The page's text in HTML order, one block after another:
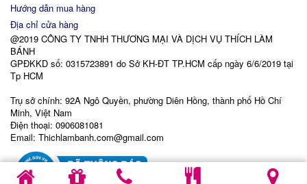
Hướng dẫn mua hàng
Địa chỉ cửa hàng
@2019 CÔNG TY TNHH THƯƠNG MẠI VÀ DỊCH VỤ THÍCH LÀM
BÁNH
GPĐKKD số: 0315723891 do Sở KH-ĐT TP.HCM cấp ngày 6/6/2019 tại
Tp HCM
Trụ sở chính: 92A Ngô Quyền, phường Diên Hồng, thành phố Hồ Chí
Minh, Việt Nam
Điện thoại: 0906081081
Email: Thichlambanh.com@gmail.com